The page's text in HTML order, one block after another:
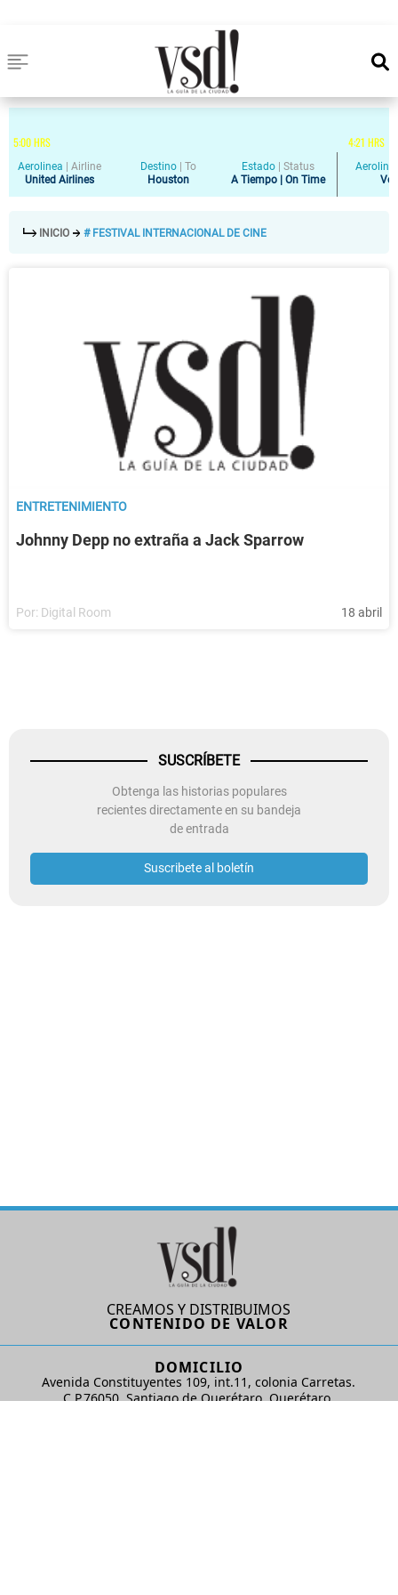
5:00HRS 4:21 HRS
Aerolinea
Airline
United Airlines
Destino
To
Houston
Estado
Status
A Tiempo | On Time
INICIO # FESTIVAL INTERNACIONAL DE CINE
ENTRETENIMIENTO
Johnny Depp no extraña a Jack Sparrow
Por: Digital Room 18 abril
SUSCRÍBETE
Obtenga las historias populares
recientes directamente en su bandeja
de entrada
Suscribete al boletín
CREAMOS Y DISTRIBUIMOS
CONTENIDO DE VALOR
DOMICILIO
Avenida Constituyentes 109, int.11, colonia Carretas.
C.P.76050. Santiago de Querétaro, Querétaro.